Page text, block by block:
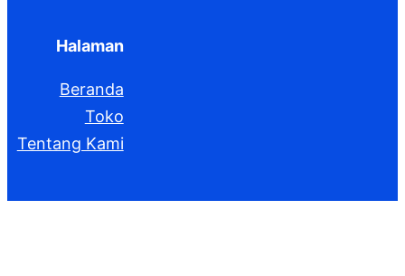
Halaman
Beranda
Toko
Tentang Kami